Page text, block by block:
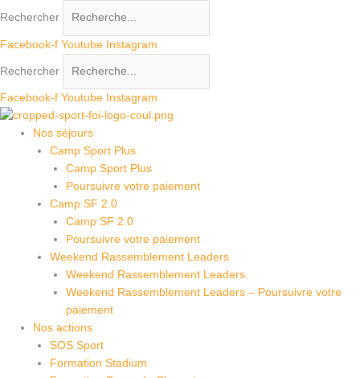
contenu
Rechercher
Facebook-f Youtube Instagram
Rechercher
Facebook-f Youtube Instagram
Nos séjours
Camp Sport Plus
Camp Sport Plus
Poursuivre votre paiement
Camp SF 2.0
Camp SF 2.0
Poursuivre votre paiement
Weekend Rassemblement Leaders
Weekend Rassemblement Leaders
Weekend Rassemblement Leaders – Poursuivre votre
paiement
Nos actions
SOS Sport
Formation Stadium